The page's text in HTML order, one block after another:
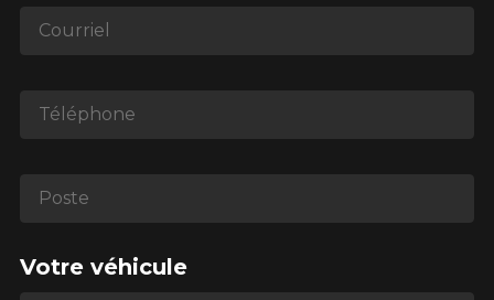
Votre véhicule
l'exactitude de l'information sur votre véhicule directement
avant de commander.